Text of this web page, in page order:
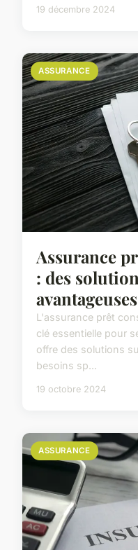
19 décembre 2024
ASSURANCE
Assurance
: des
avantageuses
L'assurance prêt
clé essentielle pour
offre des solutions
besoins sp...
19 octobre 2024
ASSURANCE